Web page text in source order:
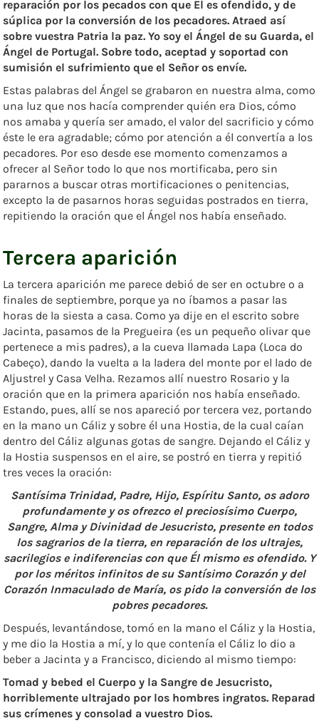
reparación por los pecados con que Él es ofendido, y de
súplica por la conversión de los pecadores. Atraed así
sobre vuestra Patria la paz. Yo soy el Ángel de su Guarda, el
Ángel de Portugal. Sobre todo, aceptad y soportad con
sumisión el sufrimiento que el Señor os envíe.
Estas palabras del Ángel se grabaron en nuestra alma, como
una luz que nos hacía comprender quién era Dios, cómo
nos amaba y quería ser amado, el valor del sacrificio y cómo
éste le era agradable; cómo por atención a él convertía a los
pecadores. Por eso desde ese momento comenzamos a
ofrecer al Señor todo lo que nos mortificaba, pero sin
pararnos a buscar otras mortificaciones o penitencias,
excepto la de pasarnos horas seguidas postrados en tierra,
repitiendo la oración que el Ángel nos había enseñado.
Tercera aparición
La tercera aparición me parece debió de ser en octubre o a
finales de septiembre, porque ya no íbamos a pasar las
horas de la siesta a casa. Como ya dije en el escrito sobre
Jacinta, pasamos de la Pregueira (es un pequeño olivar que
pertenece a mis padres), a la cueva llamada Lapa (Loca do
Cabeço), dando la vuelta a la ladera del monte por el lado de
Aljustrel y Casa Velha. Rezamos allí nuestro Rosario y la
oración que en la primera aparición nos había enseñado.
Estando, pues, allí se nos apareció por tercera vez, portando
en la mano un Cáliz y sobre él una Hostia, de la cual caían
dentro del Cáliz algunas gotas de sangre. Dejando el Cáliz y
la Hostia suspensos en el aire, se postró en tierra y repitió
tres veces la oración:
Santísima Trinidad, Padre, Hijo, Espíritu Santo, os adoro
profundamente y os ofrezco el preciosísimo Cuerpo,
Sangre, Alma y Divinidad de Jesucristo, presente en todos
los sagrarios de la tierra, en reparación de los ultrajes,
sacrilegios e indiferencias con que Él mismo es ofendido. Y
por los méritos infinitos de su Santísimo Corazón y del
Corazón Inmaculado de María, os pido la conversión de los
pobres pecadores.
Después, levantándose, tomó en la mano el Cáliz y la Hostia,
y me dio la Hostia a mí, y lo que contenía el Cáliz lo dio a
beber a Jacinta y a Francisco, diciendo al mismo tiempo:
Tomad y bebed el Cuerpo y la Sangre de Jesucristo,
horriblemente ultrajado por los hombres ingratos. Reparad
sus crímenes y consolad a vuestro Dios.